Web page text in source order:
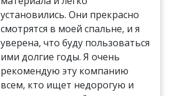
установились. Они прекрасно
смотрятся в моей спальне, и я
уверена, что буду пользоваться
ими долгие годы. Я очень
рекомендую эту компанию
всем, кто ищет недорогую и